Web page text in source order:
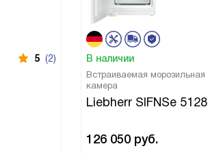
5 (2) В наличии
Встраиваемая морозильная
камера
Liebherr SIFNSe 5128
126 050 руб.